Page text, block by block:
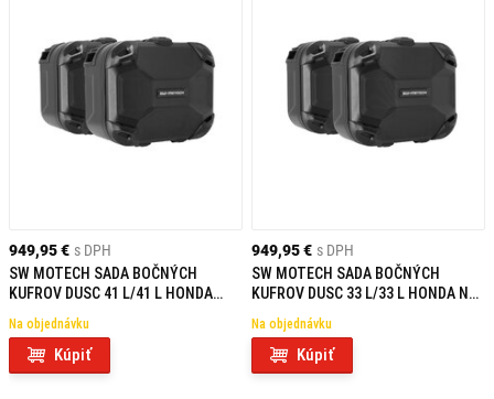
949,95 € s DPH
SW MOTECH SADA BOČNÝCH
KUFROV DUSC 41 L/41 L HONDA
Na objednávku
Kúpiť
949,95 € s DPH
SW MOTECH SADA BOČNÝCH
KUFROV DUSC 33 L/33 L HONDA NT
Na objednávku
Kúpiť